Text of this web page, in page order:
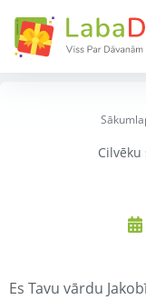
Es Tavu vārdu